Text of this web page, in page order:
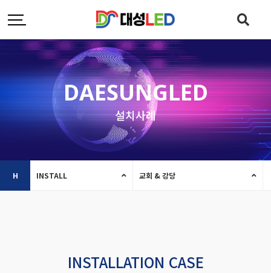
DAESUNGLED
설치사례
H INSTALL 교회 & 강당
INSTALLATION CASE